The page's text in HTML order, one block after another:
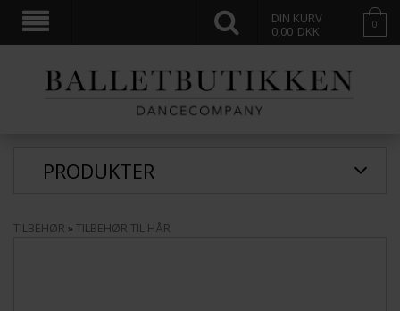
DIN KURV
0,00 DKK 0
PRODUKTER
TILBEHØR » TILBEHØR TIL HÅR